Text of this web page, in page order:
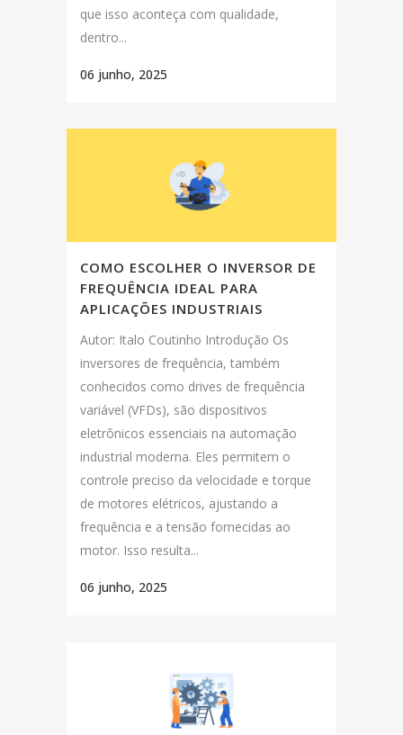
que isso aconteça com qualidade,
dentro...
06 junho, 2025
COMO ESCOLHER O INVERSOR DE
FREQUÊNCIA IDEAL PARA
APLICAÇÕES INDUSTRIAIS
Autor: Italo Coutinho Introdução Os
inversores de frequência, também
conhecidos como drives de frequência
variável (VFDs), são dispositivos
eletrônicos essenciais na automação
industrial moderna. Eles permitem o
controle preciso da velocidade e torque
de motores elétricos, ajustando a
frequência e a tensão fornecidas ao
motor. Isso resulta...
06 junho, 2025